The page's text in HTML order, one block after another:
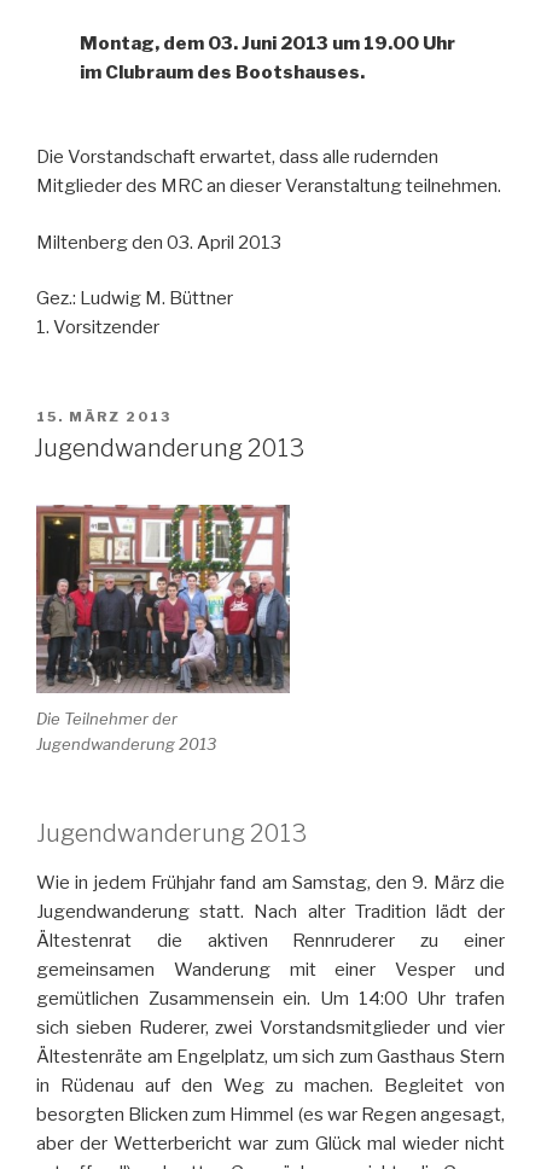
Montag, dem 03. Juni 2013 um 19.00 Uhr
im Clubraum des Bootshauses.
Die Vorstandschaft erwartet, dass alle rudernden
Mitglieder des MRC an dieser Veranstaltung teilnehmen.
Miltenberg den 03. April 2013
Gez.: Ludwig M. Büttner
1. Vorsitzender
VERÖFFENTLICHT
AM
15. MÄRZ 2013
Jugendwanderung 2013
Die Teilnehmer der
Jugendwanderung 2013
Jugendwanderung 2013
Wie in jedem Frühjahr fand am Samstag, den 9. März die
Jugendwanderung statt. Nach alter Tradition lädt der
Ältestenrat die aktiven Rennruderer zu einer
gemeinsamen Wanderung mit einer Vesper und
gemütlichen Zusammensein ein. Um 14:00 Uhr trafen
sich sieben Ruderer, zwei Vorstandsmitglieder und vier
Ältestenräte am Engelplatz, um sich zum Gasthaus Stern
in Rüdenau auf den Weg zu machen. Begleitet von
besorgten Blicken zum Himmel (es war Regen angesagt,
aber der Wetterbericht war zum Glück mal wieder nicht